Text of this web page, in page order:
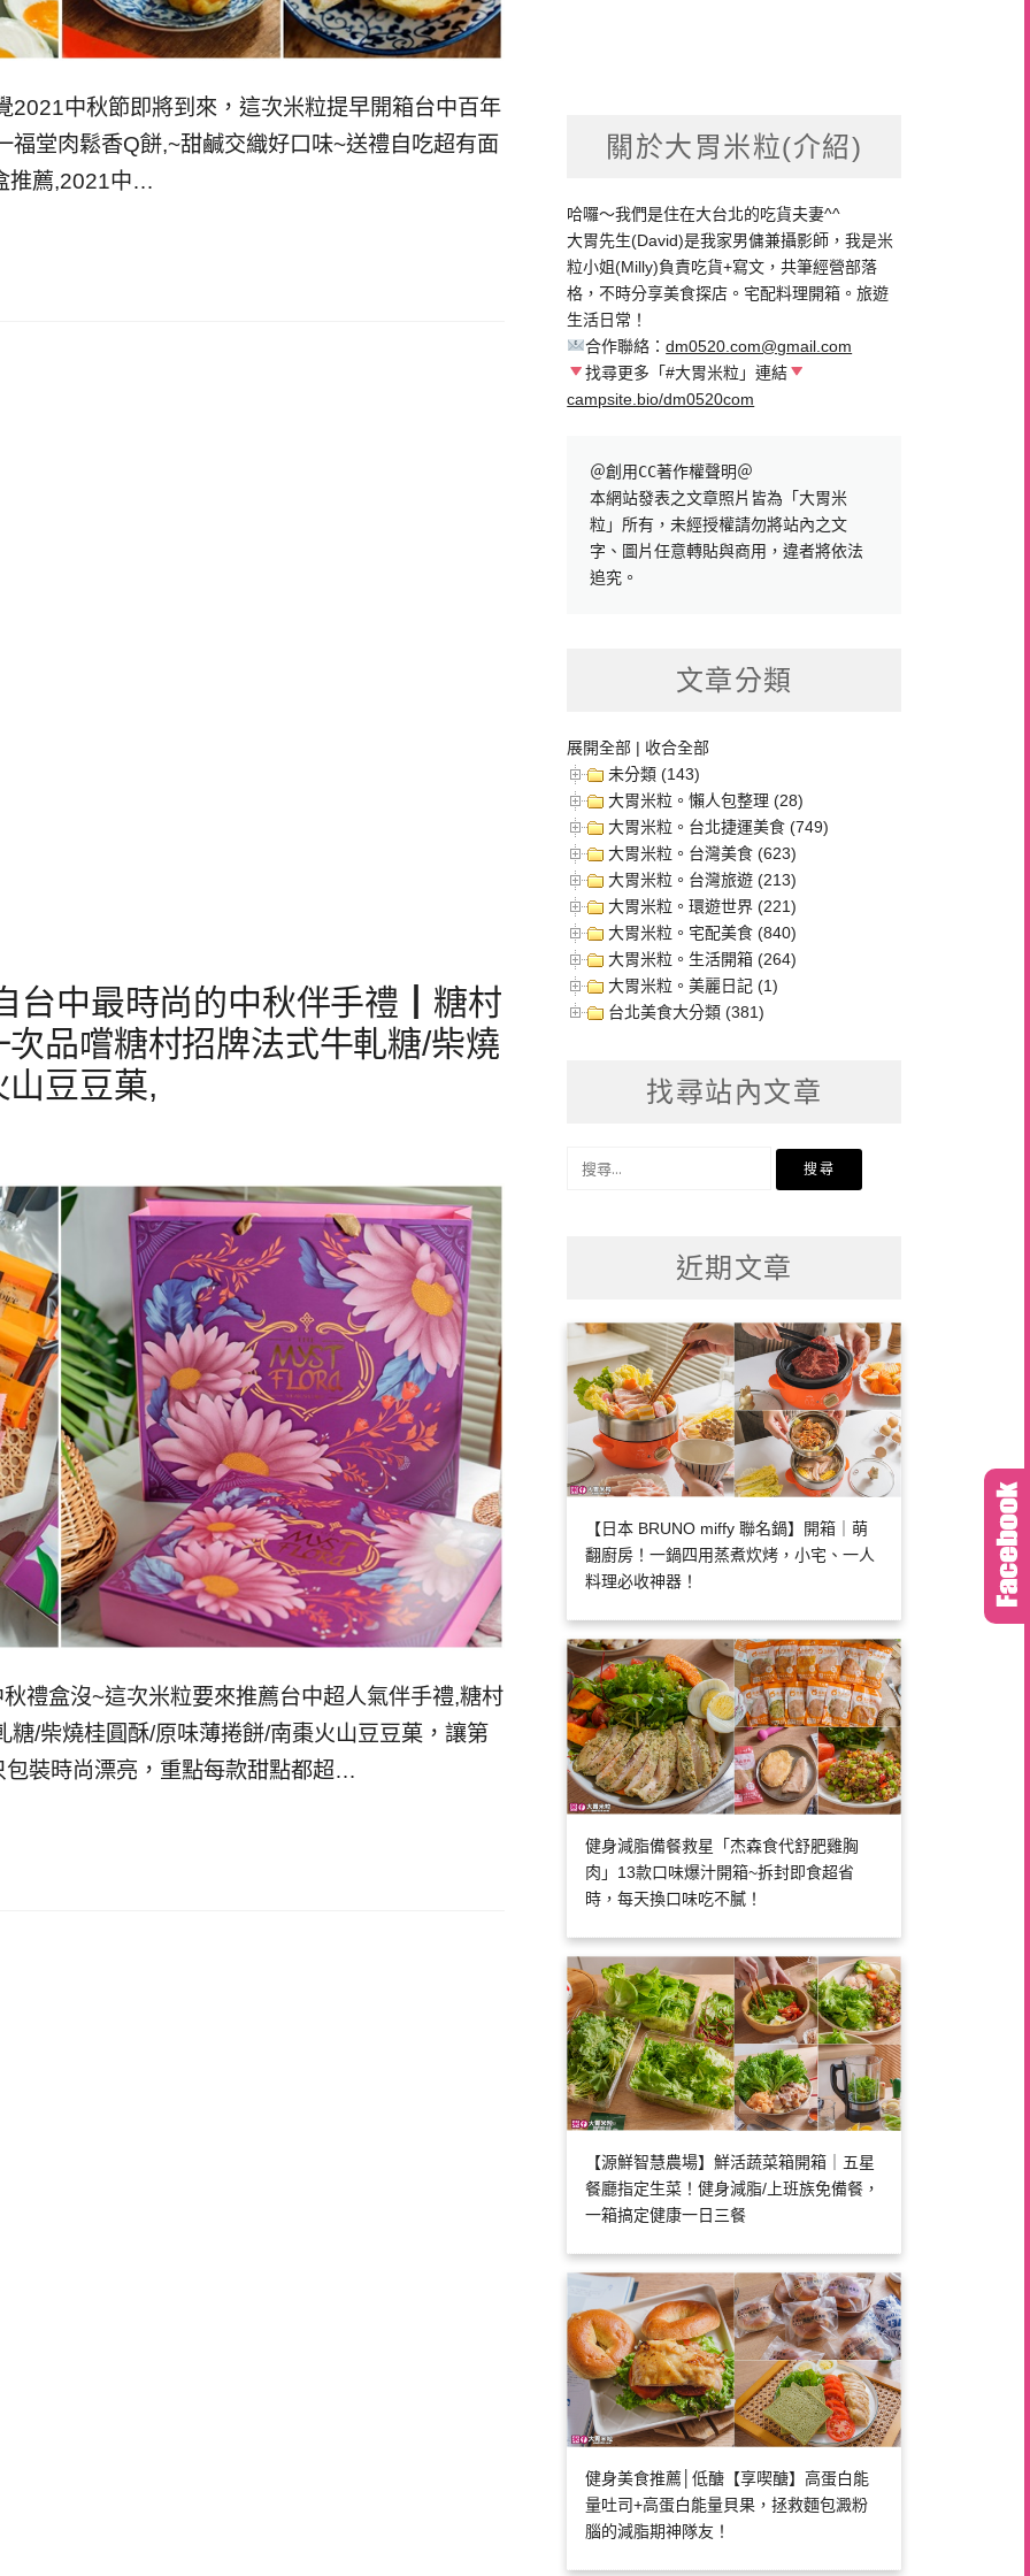
中秋節即將到來，這次米粒提早開箱台中百年
福堂肉鬆香Q餅,~甜鹹交織好口味~送禮自吃超有面
推薦,2021中…
台中最時尚的中秋伴手禮┃糖村
品嚐糖村招牌法式牛軋糖/柴燒
豆豆菓,
禮盒沒~這次米粒要來推薦台中超人氣伴手禮,糖村
/柴燒桂圓酥/原味薄捲餅/南棗火山豆豆菓，讓第
裝時尚漂亮，重點每款甜點都超…
關於大胃米粒(介紹)
哈囉～我們是住在大台北的吃貨夫妻^^
大胃先生(David)是我家男傭兼攝影師，我是米
粒小姐(Milly)負責吃貨+寫文，共筆經營部落
格，不時分享美食探店。宅配料理開箱。旅遊
生活日常！
合作聯絡：dm0520.com@gmail.com
找尋更多「#大胃米粒」連結
campsite.bio/dm0520com
＠創用CC著作權聲明＠
本網站發表之文章照片皆為「大胃米
粒」所有，未經授權請勿將站內之文
字、圖片任意轉貼與商用，違者將依法
追究。
文章分類
展開全部 | 收合全部
未分類 (143)
大胃米粒。懶人包整理 (28)
大胃米粒。台北捷運美食 (749)
大胃米粒。台灣美食 (623)
大胃米粒。台灣旅遊 (213)
大胃米粒。環遊世界 (221)
大胃米粒。宅配美食 (840)
大胃米粒。生活開箱 (264)
大胃米粒。美麗日記 (1)
台北美食大分類 (381)
找尋站內文章
近期文章
【日本 BRUNO miffy 聯名鍋】開箱｜萌
翻廚房！一鍋四用蒸煮炊烤，小宅、一人
料理必收神器！
健身減脂備餐救星「杰森食代舒肥雞胸
肉」13款口味爆汁開箱~拆封即食超省
時，每天換口味吃不膩！
【源鮮智慧農場】鮮活蔬菜箱開箱｜五星
餐廳指定生菜！健身減脂/上班族免備餐，
一箱搞定健康一日三餐
健身美食推薦│低醣【享喫醣】高蛋白能
量吐司+高蛋白能量貝果，拯救麵包澱粉
腦的減脂期神隊友！